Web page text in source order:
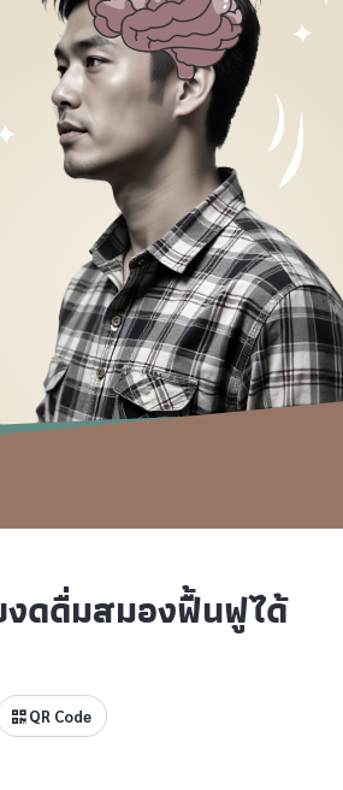
ดดื่มสมองฟื้นฟูได้
QR Code